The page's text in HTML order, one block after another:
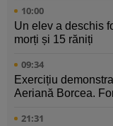
10:00
Un elev a deschis
morți și 15 răniți
09:34
Exercițiu
Aeriană Borcea.
21:31